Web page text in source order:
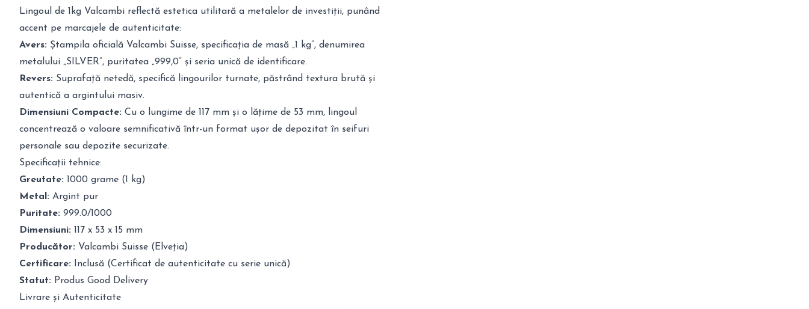
Lingoul de 1kg Valcambi reflectă estetica utilitară a metalelor de investiții, punând
accent pe marcajele de autenticitate:
Avers: Ștampila oficială Valcambi Suisse, specificația de masă „1 kg”, denumirea
metalului „SILVER”, puritatea „999,0” și seria unică de identificare.
Revers: Suprafață netedă, specifică lingourilor turnate, păstrând textura brută și
autentică a argintului masiv.
Dimensiuni Compacte: Cu o lungime de 117 mm și o lățime de 53 mm, lingoul
concentrează o valoare semnificativă într-un format ușor de depozitat în seifuri
personale sau depozite securizate.
Specificații tehnice:
Greutate: 1000 grame (1 kg)
Metal: Argint pur
Puritate: 999.0/1000
Dimensiuni: 117 x 53 x 15 mm
Producător: Valcambi Suisse (Elveția)
Certificare: Inclusă (Certificat de autenticitate cu serie unică)
Statut: Produs Good Delivery
Livrare și Autenticitate